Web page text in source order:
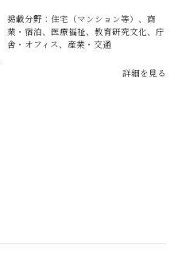
掲載分野：住宅（マンション等）、商
業・宿泊、医療福祉、教育研究文化、庁
舎・オフィス、産業・交通
詳細を見る